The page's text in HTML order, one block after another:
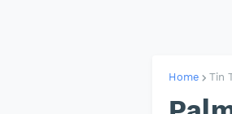
Home Tin